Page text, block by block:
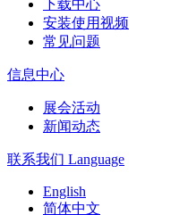
下载中心
安装使用视频
常见问题
信息中心
展会活动
新闻动态
联系我们 Language
English
简体中文